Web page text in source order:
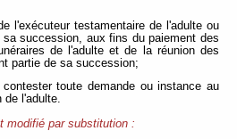
l'exécuteur testamentaire de l'adulte ou
sa succession, aux fins du paiement des
de l'adulte et de la réunion des
partie de sa succession;
toute demande ou instance au
de l'adulte.
modifié par substitution :